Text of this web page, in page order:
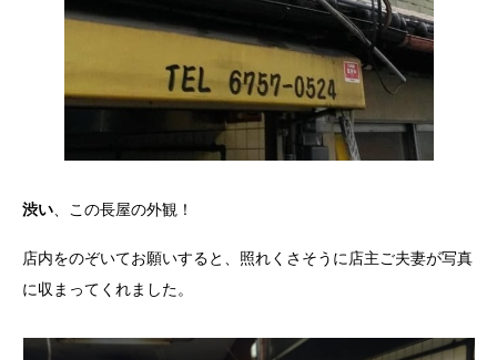
渋い 、この長屋の外観！
店内をのぞいてお願いすると、照れくさそうに店主ご夫妻が写真
に収まってくれました。